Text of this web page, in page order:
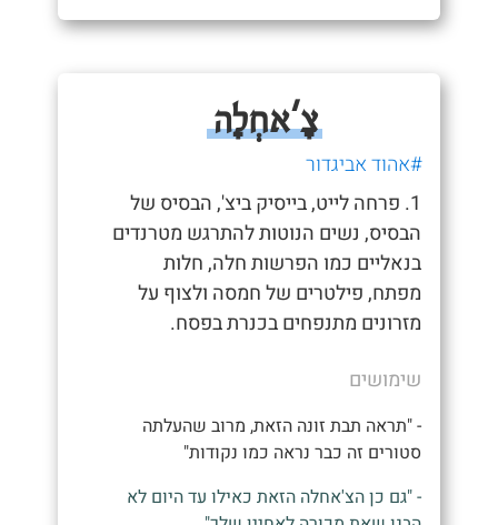
צָ'אחְלָה
#אהוד אביגדור
1. פרחה לייט, בייסיק ביצ', הבסיס של
הבסיס, נשים הנוטות להתרגש מטרנדים
בנאליים כמו הפרשות חלה, חלות
מפתח, פילטרים של חמסה ולצוף על
מזרונים מתנפחים בכנרת בפסח.
שימושים
- "תראה תבת זונה הזאת, מרוב שהעלתה
סטורים זה כבר נראה כמו נקודות"
- "גם כן הצ'אחלה הזאת כאילו עד היום לא